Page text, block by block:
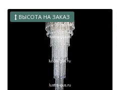
ВЫСОТА НА ЗАКАЗ